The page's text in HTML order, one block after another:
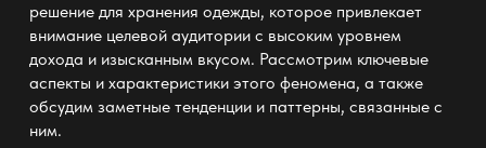
решение для хранения одежды, которое привлекает
внимание целевой аудитории с высоким уровнем
дохода и изысканным вкусом. Рассмотрим ключевые
аспекты и характеристики этого феномена, а также
обсудим заметные тенденции и паттерны, связанные с
ним.